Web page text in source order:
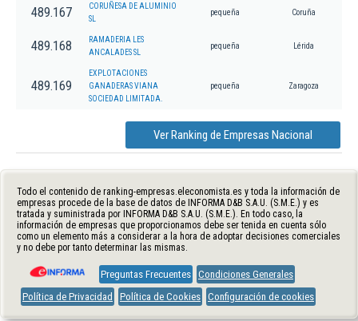
489.167
CORUÑESA DE ALUMINIO
SL
pequeña Coruña
489.168
RAMADERIA LES
ANCALADES SL
pequeña Lérida
489.169
EXPLOTACIONES
GANADERAS VIANA
SOCIEDAD LIMITADA.
pequeña Zaragoza
Ver Ranking de Empresas Nacional
Todo el contenido de ranking-empresas.eleconomista.es y toda la información de
empresas procede de la base de datos de INFORMA D&B S.A.U. (S.M.E.) y es
tratada y suministrada por INFORMA D&B S.A.U. (S.M.E.). En todo caso, la
información de empresas que proporcionamos debe ser tenida en cuenta sólo
como un elemento más a considerar a la hora de adoptar decisiones comerciales
y no debe por tanto determinar las mismas.
Preguntas Frecuentes Condiciones Generales
Política de Privacidad
Política de Cookies Configuración de cookies